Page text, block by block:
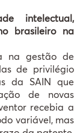
intelectual,
brasileiro na
na gestão de
de privilégio
da SAIN que
de novas
recebia a
variável, mas